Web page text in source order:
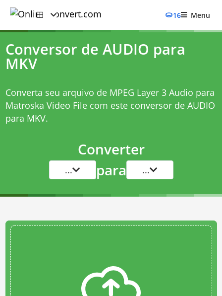
16 Menu
Conversor de AUDIO para
MKV
Converta seu arquivo de MPEG Layer 3 Audio para
Matroska Video File com este conversor de AUDIO
para MKV.
Converter
... para ...